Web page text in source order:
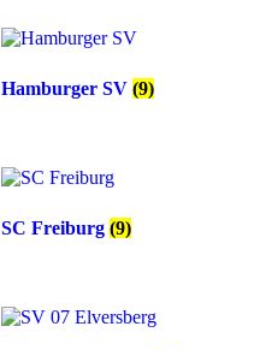
Hamburger SV (9)
SC Freiburg (9)